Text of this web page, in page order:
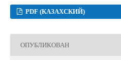
PDF (КАЗАХСКИЙ)
ОПУБЛИКОВАН